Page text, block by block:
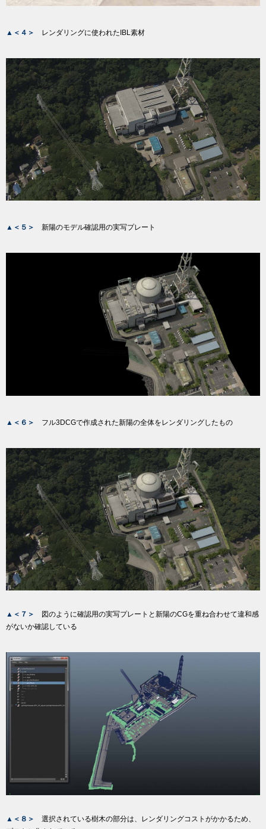
▲＜４＞ レンダリングに使われたIBL素材
▲＜５＞ 新陽のモデル確認用の実写プレート
▲＜６＞ フル3DCGで作成された新陽の全体をレンダリングしたもの
▲＜７＞
図のように確認用の実写プレートと新陽のCGを重ね合わせて違和感
がないか確認している
▲＜８＞
選択されている樹木の部分は、レンダリングコストがかかるため、